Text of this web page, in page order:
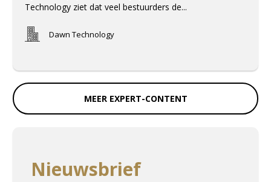
Technology ziet dat veel bestuurders de...
Dawn Technology
MEER EXPERT-CONTENT
Nieuwsbrief